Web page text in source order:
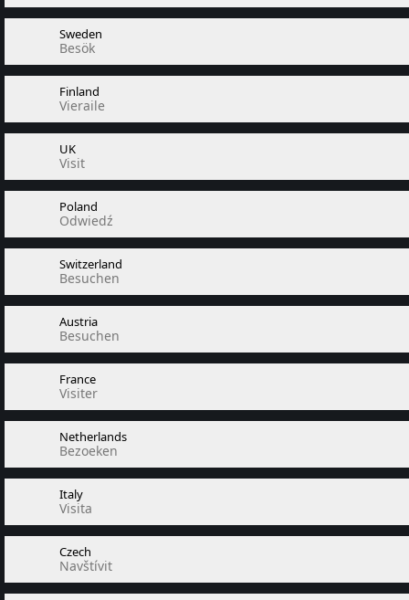
Sweden
Besök
Finland
Vieraile
UK
Visit
Poland
Odwiedź
Switzerland
Besuchen
Austria
Besuchen
France
Visiter
Netherlands
Bezoeken
Italy
Visita
Czech
Navštívit